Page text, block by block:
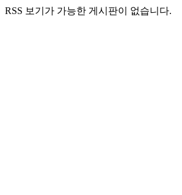
RSS 보기가 가능한 게시판이 없습니다.